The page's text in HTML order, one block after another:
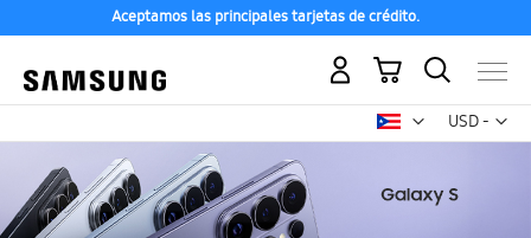
Aceptamos las principales tarjetas de crédito.
USD -
dólar
Mi carrito